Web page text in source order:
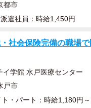
都市
遣社員：時給1,450円
社会保険完備の職場
イ学館 水戸医療センター
戸市
ト・パート：時給1,180円